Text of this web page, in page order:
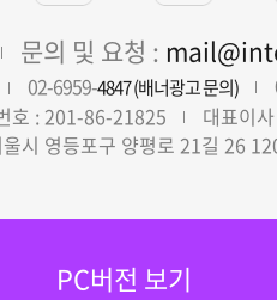
문의 및 요청 :
02-6959-4847 (배너광고 문의)
호 : 201-86-21825
대표이
시 영등포구 양평로 21길 26
PC버전 보기